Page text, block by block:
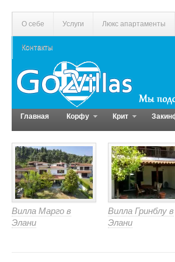
О себе Услуги Люкс апартаменты
Контакты
Главная Корфу Крит
Вилла Марго в
Элани
Вилла Гринблу в
Элани